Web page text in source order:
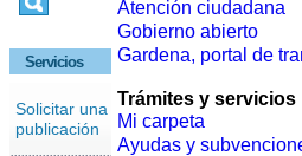
Servicios
Solicitar una
publicación
Atención ciudadana
Gobierno abierto
Gardena, portal de
Trámites y servicios
Mi carpeta
Ayudas y